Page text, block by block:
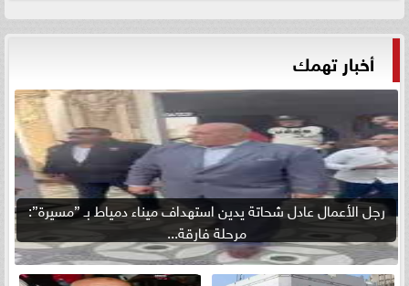
أخبار تهمك
رجل الأعمال عادل شحاتة يدين استهداف ميناء دمياط بـ ”مسيرة”:
مرحلة فارقة...